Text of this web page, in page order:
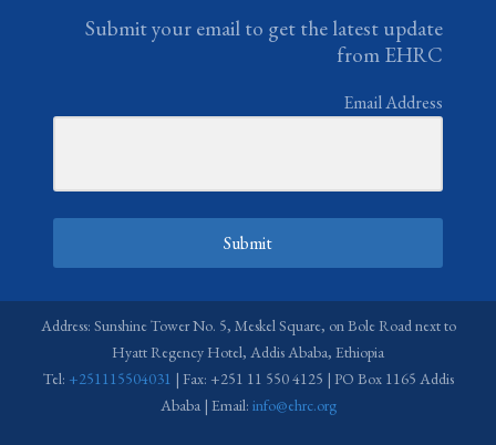
Submit your email to get the latest update
from EHRC
Email Address
Submit
Address: Sunshine Tower No. 5, Meskel Square, on Bole Road next to
Hyatt Regency Hotel, Addis Ababa, Ethiopia
Tel: +251115504031 | Fax: +251 11 550 4125 | PO Box 1165 Addis
Ababa | Email: info@ehrc.org